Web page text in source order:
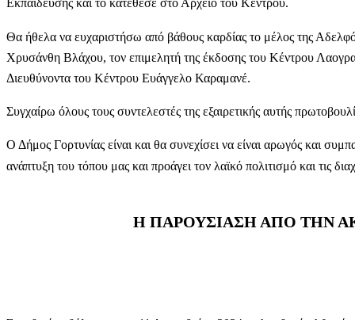
Εκπαίδευσης και το κατέθεσε στο Αρχείο του Κέντρου.
Θα ήθελα να ευχαριστήσω από βάθους καρδίας το μέλος της
Χρυσάνθη Βλάχου, τον επιμελητή της έκδοσης του Κέντρου
Διευθύνοντα του Κέντρου Ευάγγελο Καραμανέ.
Συγχαίρω όλους τους συντελεστές της εξαιρετικής αυτής
Ο Δήμος Γορτυνίας είναι και θα συνεχίσει να είναι αρωγός και
ανάπτυξη του τόπου μας και προάγει τον λαϊκό πολιτισμό και τις
Η ΠΑΡΟΥΣΙΑΣΗ ΑΠΟ ΤΗΝ